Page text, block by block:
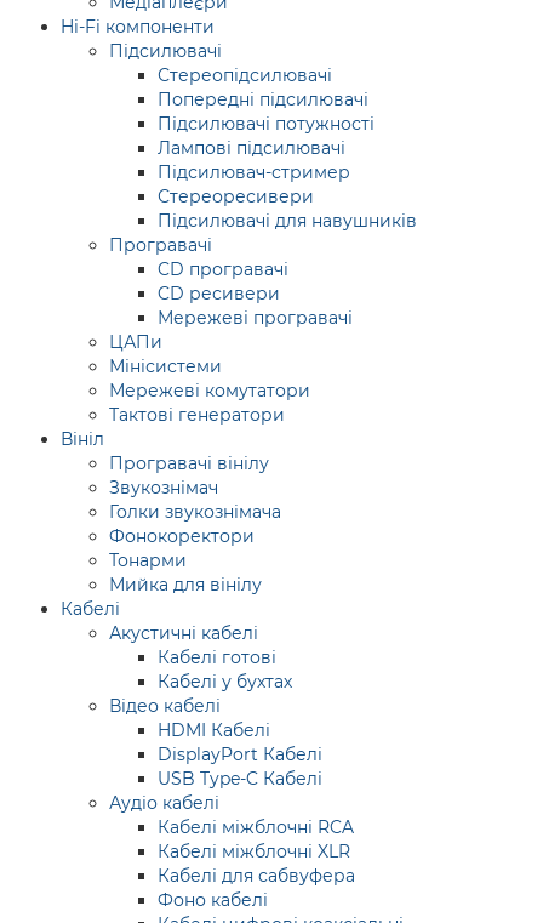
Hi-Fi компоненти
Підсилювачі
Стереопідсилювачі
Попередні підсилювачі
Підсилювачі потужності
Лампові підсилювачі
Підсилювач-стример
Стереоресивери
Підсилювачі для навушників
Програвачі
CD програвачі
CD ресивери
Мережеві програвачі
ЦАПи
Мінісистеми
Мережеві комутатори
Тактові генератори
Вініл
Програвачі вінілу
Звукознімач
Голки звукознімача
Фонокоректори
Тонарми
Мийка для вінілу
Кабелі
Акустичні кабелі
Кабелі готові
Кабелі у бухтах
Відео кабелі
HDMI Кабелі
DisplayPort Кабелі
USB Type-C Кабелі
Аудіо кабелі
Кабелі міжблочні RCA
Кабелі міжблочні XLR
Кабелі для сабвуфера
Фоно кабелі